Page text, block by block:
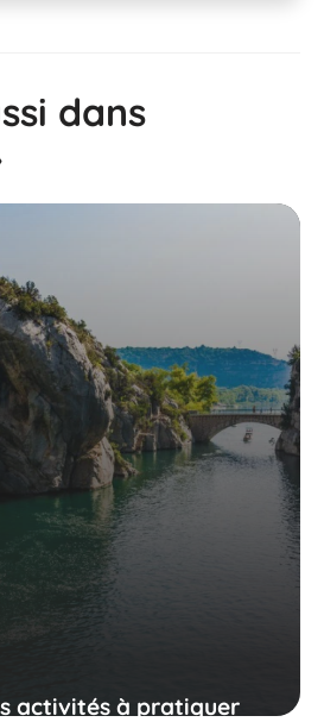
dans
activités à pratiquer